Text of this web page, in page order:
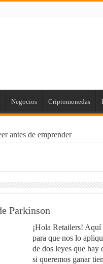
Negocios Criptomonedas
antes de emprender
Marketing con el poder de la
Cómo Proteger tus
ahorra tiempo y dinero en tu
rentable desde casa
Parkinson
¡Hola Retailers!
para que nos lo
de dos leyes que hay
si queremos ganar